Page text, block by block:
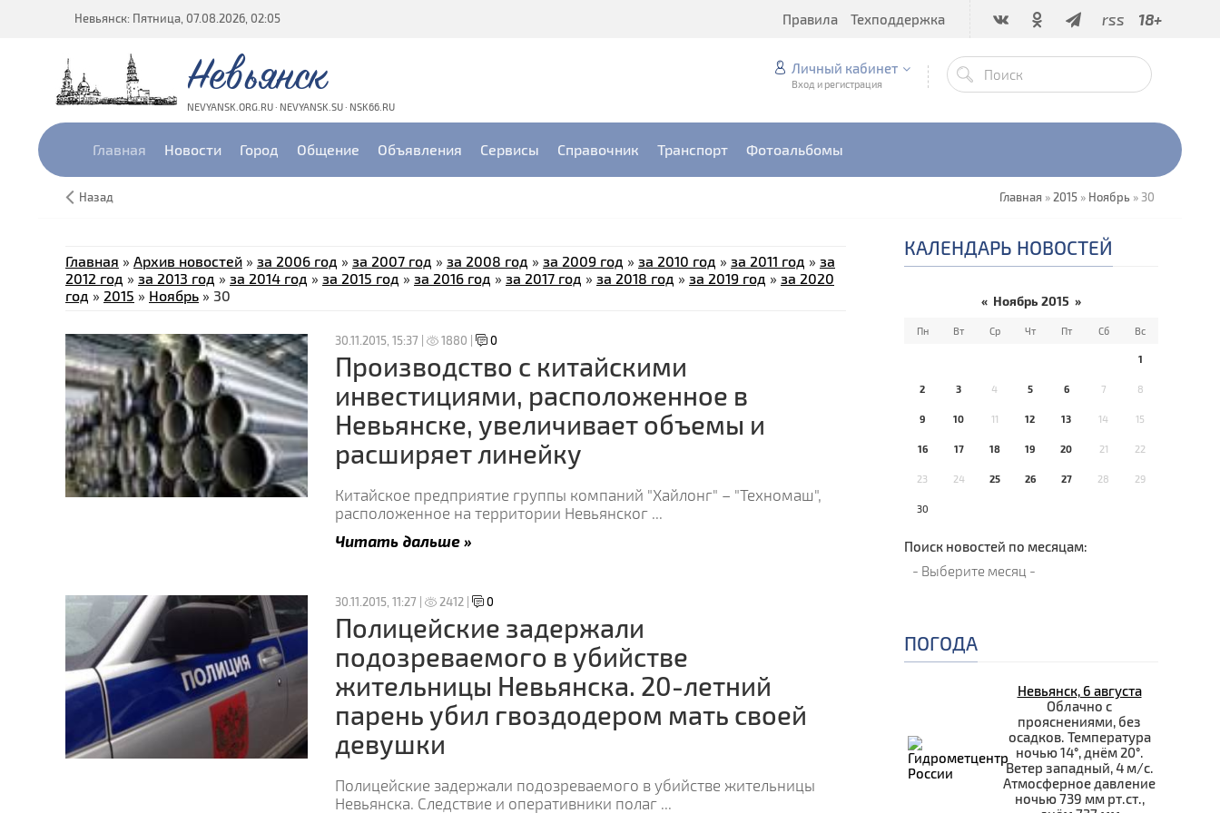
Невьянск: Пятница, 07.08.2026, 02:05 rss 18+
Правила Техподдержка
Невьянск
NEVYANSK.ORG.RU · NEVYANSK.SU · NSK66.RU
Личный кабинет
Вход и регистрация
Главная Новости Город Общение Объявления Сервисы Справочник Транспорт Фотоальбомы
Назад Главная » 2015 » Ноябрь » 30
Главная » Архив новостей » за 2006 год » за 2007 год » за 2008 год » за 2009 год » за 2010 год » за 2011 год » за
2012 год » за 2013 год » за 2014 год » за 2015 год » за 2016 год » за 2017 год » за 2018 год » за 2019 год » за 2020
год » 2015 » Ноябрь » 30
30.11.2015, 15:37 | 1880 | 0
Производство с китайскими
инвестициями, расположенное в
Невьянске, увеличивает объемы и
расширяет линейку
Китайское предприятие группы компаний "Хайлонг" – "Техномаш",
расположенное на территории Невьянског ...
Читать дальше »
30.11.2015, 11:27 | 2412 | 0
Полицейские задержали
подозреваемого в убийстве
жительницы Невьянска. 20-летний
парень убил гвоздодером мать своей
девушки
Полицейские задержали подозреваемого в убийстве жительницы
Невьянска. Следствие и оперативники полаг ...
КАЛЕНДАРЬ НОВОСТЕЙ
« Ноябрь 2015 »
Пн Вт Ср Чт Пт Сб Вс
1
2 3 4 5 6 7 8
9 10 11 12 13 14 15
16 17 18 19 20 21 22
23 24 25 26 27 28 29
30
Поиск новостей по месяцам:
ПОГОДА
Невьянск, 6 августа
Облачно с
прояснениями, без
осадков. Температура
ночью 14°, днём 20°.
Ветер западный, 4 м/с.
Атмосферное давление
ночью 739 мм рт.ст.,